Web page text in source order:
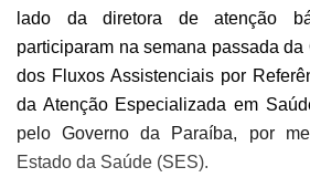
lado da diretora de atenção
participaram na semana passada
dos Fluxos Assistenciais por
da Atenção Especializada em
pelo Governo da Paraíba, por
Estado da Saúde (SES).